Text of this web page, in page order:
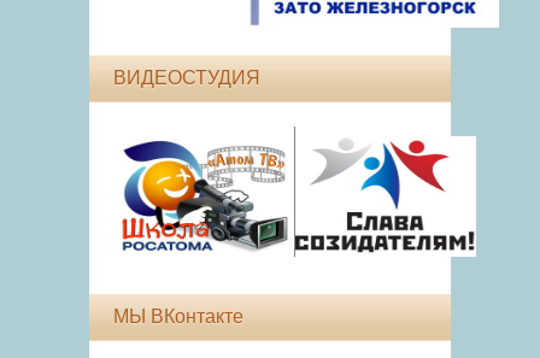
ВИДЕОСТУДИЯ
МЫ ВКонтакте